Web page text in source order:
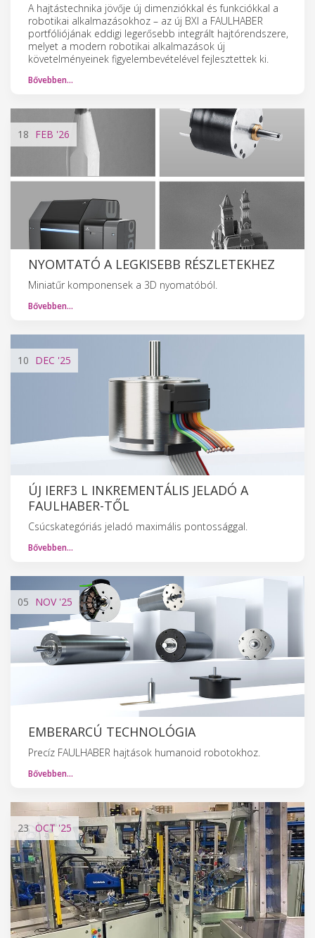
A hajtástechnika jövője új dimenziókkal és funkciókkal a
robotikai alkalmazásokhoz – az új BXI a FAULHABER
portfóliójának eddigi legerősebb integrált hajtórendszere,
melyet a modern robotikai alkalmazások új
követelményeinek figyelembevételével fejlesztettek ki.
Bővebben…
18 FEB '26
NYOMTATÓ A LEGKISEBB RÉSZLETEKHEZ
Miniatűr komponensek a 3D nyomatóból.
Bővebben…
10 DEC '25
ÚJ IERF3 L INKREMENTÁLIS JELADÓ A
FAULHABER-TŐL
Csúcskategóriás jeladó maximális pontossággal.
Bővebben…
05 NOV'25
EMBERARCÚ TECHNOLÓGIA
Precíz FAULHABER hajtások humanoid robotokhoz.
Bővebben…
23 OCT'25